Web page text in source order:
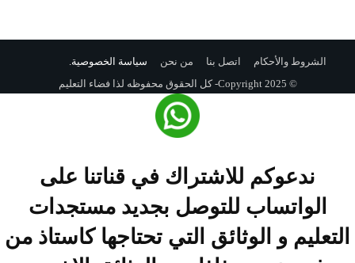
الشروط والأحكام اتصل بنا من نحن سياسة الخصوصية.
© Copyright 2025- كل الحقوق محفوظه لذا فضاء التعليم
ندعوكم للاشتراك في قناتنا على
الواتساب للتوصل بجديد مستجدات
التعليم و الوثائق التي تحتاجها كاستاذ من